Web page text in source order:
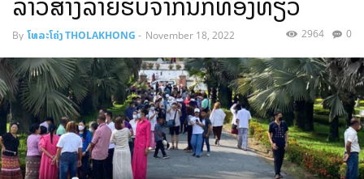
By ໂທລະໂຄ່ງ THOLAKHONG - November 18, 2022 0
2964